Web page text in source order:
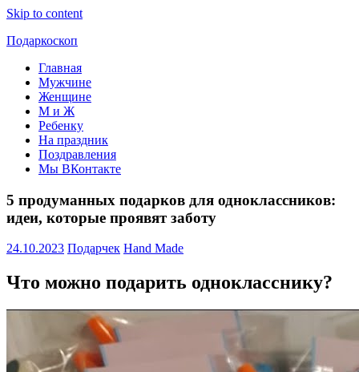
Skip to content
Подаркоскоп
Поможем
выбрать
подарить
Главная
Мужчине
Женщине
М и Ж
Ребенку
На праздник
Поздравления
Мы ВКонтакте
5 продуманных подарков для одноклассников:
идеи, которые проявят заботу
24.10.2023 Подарчек Hand Made
Что можно подарить однокласснику?